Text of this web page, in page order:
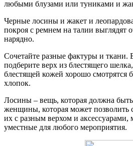
любыми блузами или туниками и
Черные лосины и жакет и
покроя с ремнем на талии выглядят
нарядно.
Сочетайте разные фактуры и ткани.
подберите верх из блестящего
блестящей кожей хорошо смотрятся
хлопок.
Лосины – вещь, которая должна
женщины, которая может позволить
их с разным верхом и аксессуарами,
уместные для любого мероприятия.